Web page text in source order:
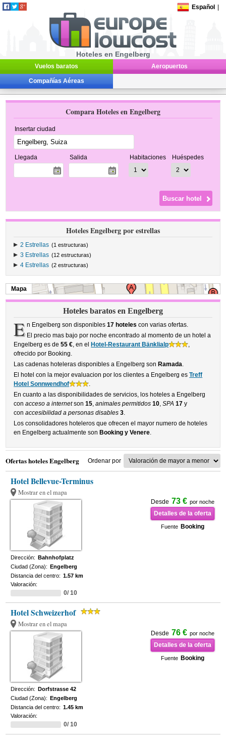
Español
Hoteles en Engelberg
Vuelos baratos Aeropuertos
Compañías Aéreas
Compara Hoteles en Engelberg
Insertar ciudad
Llegada Salida Habitaciones Huéspedes
Hoteles Engelberg por estrellas
2 Estrellas (1 estructuras)
3 Estrellas (12 estructuras)
4 Estrellas (2 estructuras)
Mapa
Hoteles baratos en Engelberg
E n Engelberg son disponibles 17 hoteles con varias ofertas.
El precio mas bajo por noche encontrado al momento de un hotel a
Engelberg es de55 €, en el Hotel-Restaurant Bänklialp
,
ofrecido por Booking.
Las cadenas hoteleras disponibles a Engelberg son Ramada.
El hotel con la mejor evaluacion por los clientes a Engelberg esTreff
Hotel Sonnwendhof
.
En cuanto a las disponibilidades de servicios, los hoteles a Engelberg
conacceso a internetson15,animales permitidos 10,SPA 17 y
conaccesibilidad a personas disables 3.
Los consolidadores hoteleros que ofrecen el mayor numero de hoteles
en Engelberg actualmente son Booking y Venere.
Ofertas hoteles Engelberg Ordenar por
Hotel Bellevue-Terminus
Mostrar en el mapa
Desde 73 € por noche
Detalles de la oferta
Fuente Booking
Dirección: Bahnhofplatz
Ciudad (Zona): Engelberg
Distancia del centro: 1.57 km
Valoración:
0/ 10
Hotel Schweizerhof
Mostrar en el mapa
Desde 76 € por noche
Detalles de la oferta
Fuente Booking
Dirección: Dorfstrasse 42
Ciudad (Zona): Engelberg
Distancia del centro: 1.45 km
Valoración:
0/ 10